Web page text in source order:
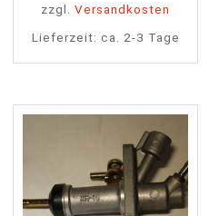
zzgl.Versandkosten
Lieferzeit: ca. 2-3 Tage